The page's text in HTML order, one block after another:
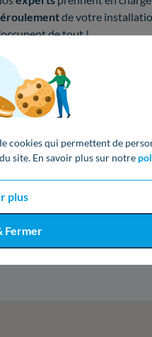
cookies qui permettent de
site. En savoir plus sur notre
plus
Fermer
de votre
de tout !
Déduction des aides
Installation par notre réseau
l'Environnement).
Obtenir un devis gratuit